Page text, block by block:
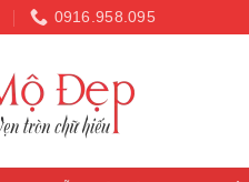
0916.958.095